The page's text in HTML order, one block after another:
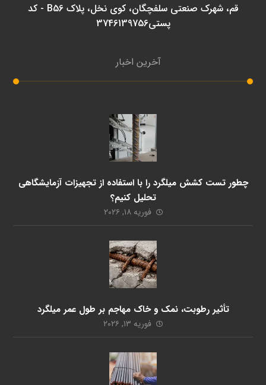
قم، شهرک صنعتی سلفچگان، کوی نخل، پلاک B56 - کد
پستی3746139756
آخرین اخبار
چطور تست کشش میلگرد را با استفاده از تجهیزات آزمایشگاهی
تحلیل کنیم؟
فوریه ۱۸, ۲۰۲۶
تأثیر رطوبت، نمک و خاک مهاجم بر طول عمر میلگرد
فوریه ۱۳, ۲۰۲۶